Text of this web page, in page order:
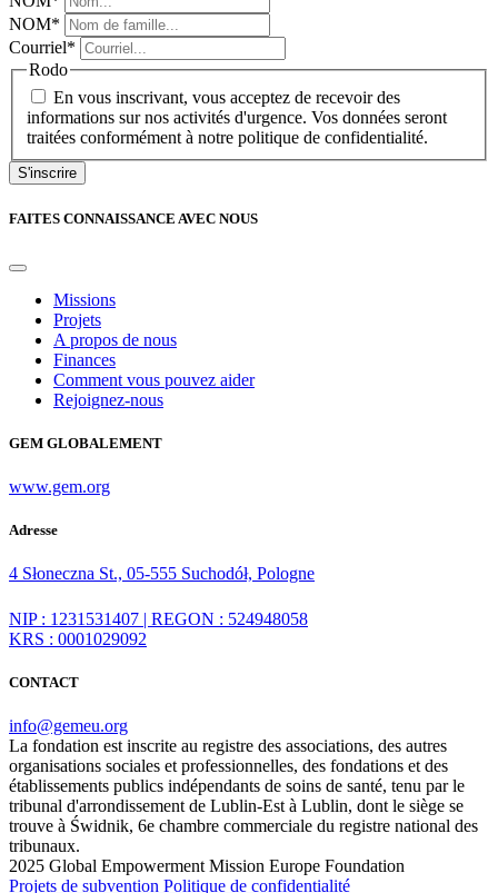
NOM*
Courriel*
Rodo
En vous inscrivant, vous acceptez de recevoir des
informations sur nos activités d'urgence. Vos données seront
traitées conformément à notre politique de confidentialité.
S'inscrire
FAITES CONNAISSANCE AVEC NOUS
Missions
Projets
A propos de nous
Finances
Comment vous pouvez aider
Rejoignez-nous
GEM GLOBALEMENT
www.gem.org
Adresse
4 Słoneczna St., 05-555 Suchodół, Pologne
NIP : 1231531407 | REGON : 524948058
KRS : 0001029092
CONTACT
info@gemeu.org
La fondation est inscrite au registre des associations, des autres
organisations sociales et professionnelles, des fondations et des
établissements publics indépendants de soins de santé, tenu par le
tribunal d'arrondissement de Lublin-Est à Lublin, dont le siège se
trouve à Świdnik, 6e chambre commerciale du registre national des
tribunaux.
2025 Global Empowerment Mission Europe Foundation
Projets de subvention Politique de confidentialité